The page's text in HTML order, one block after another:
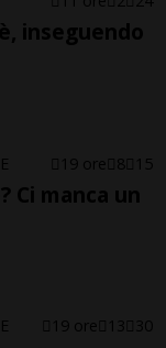
inseguendo
19 ore 8 15
Ci manca un
19 ore 13 30